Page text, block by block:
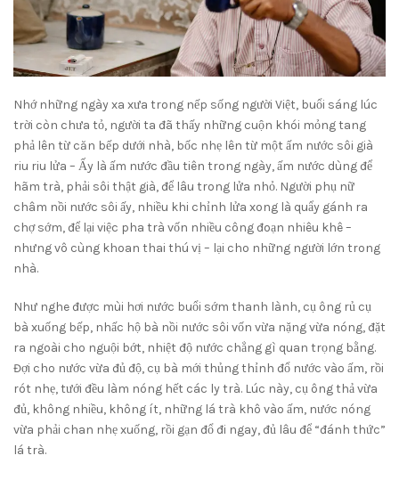
Nhớ những ngày xa xưa trong nếp sống người Việt, buổi sáng lúc
trời còn chưa tỏ, người ta đã thấy những cuộn khói mỏng tang
phả lên từ căn bếp dưới nhà, bốc nhẹ lên từ một ấm nước sôi già
riu riu lửa – Ấy là ấm nước đầu tiên trong ngày, ấm nước dùng để
hãm trà, phải sôi thật già, để lâu trong lửa nhỏ. Người phụ nữ
châm nồi nước sôi ấy, nhiều khi chỉnh lửa xong là quẩy gánh ra
chợ sớm, để lại việc pha trà vốn nhiều công đoạn nhiêu khê –
nhưng vô cùng khoan thai thú vị – lại cho những người lớn trong
nhà.
Như nghe được mùi hơi nước buổi sớm thanh lành, cụ ông rủ cụ
bà xuống bếp, nhấc hộ bà nồi nước sôi vốn vừa nặng vừa nóng, đặt
ra ngoài cho nguội bớt, nhiệt độ nước chẳng gì quan trọng bằng.
Đợi cho nước vừa đủ độ, cụ bà mới thủng thỉnh đổ nước vào ấm, rồi
rót nhẹ, tưới đều làm nóng hết các ly trà. Lúc này, cụ ông thả vừa
đủ, không nhiều, không ít, những lá trà khô vào ấm, nước nóng
vừa phải chan nhẹ xuống, rồi gạn đổ đi ngay, đủ lâu để “đánh thức”
lá trà.